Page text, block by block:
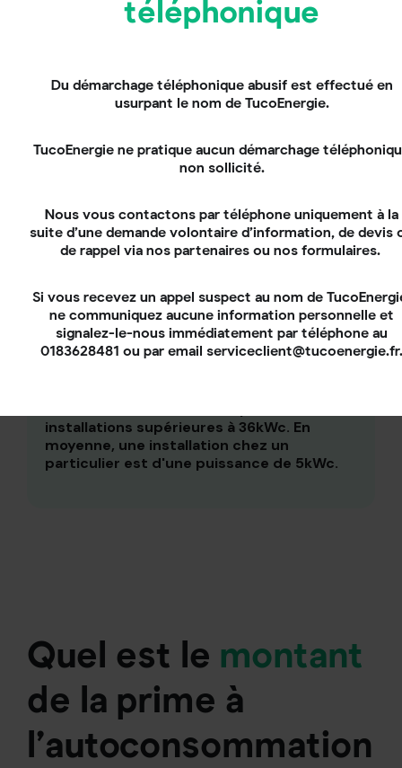
se charge de le réévaluer tous les trimestres en
fonction de la situation économique et du prix de
La prime est versée par EDF OA ou un autre
acheteur obligé lors de la première échéance de
en service et la signature du contrat d’achat, en
même temps que les revenus issus de la vente de
votre surplus d’électricité.
Le montant de rachat de votre surplus
dépend également de la puissance de
l’installation dont vous disposez à votre
domicile. Actuellement, si la puissance de
installations supérieures à 36kWc. En
moyenne, une installation chez un
particulier est d'une puissance de 5kWc.
Quel est le montant
de la prime à
l’autoconsommation
téléphonique
Du démarchage téléphonique abusif est effectué en
usurpant le nom de TucoEnergie.
TucoEnergie ne pratique aucun démarchage
non sollicité.
Nous vous contactons par téléphone uniquement à la
suite d’une demande volontaire d’information, de devis
de rappel via nos partenaires ou nos formulaires.
Si vous recevez un appel suspect au nom de
ne communiquez aucune information personnelle et
signalez-le-nous immédiatement par téléphone au
0183628481 ou par email serviceclient@tucoenergie.fr.